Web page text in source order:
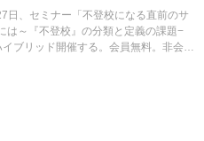
、セミナー「不登校になる直前のサ
は～『不登校』の分類と定義の課題−
ブリッド開催する。会員無料。非会員